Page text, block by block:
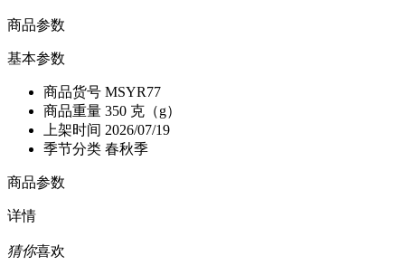
商品参数
基本参数
商品货号 MSYR77
商品重量 350 克（g）
上架时间 2026/07/19
季节分类 春秋季
商品参数
详情
猜你喜欢